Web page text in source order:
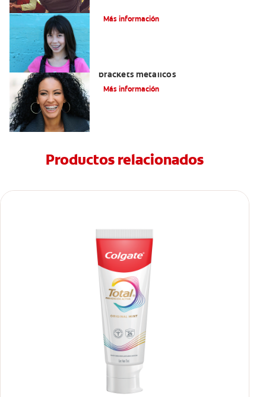
Más información
brackets metálicos
Más información
Productos relacionados